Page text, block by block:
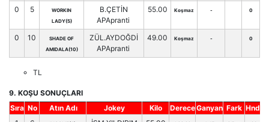
0 5
WORKIN
LADY(5)
B.ÇETİN
APApranti
55.00 Koşmaz - 0
0 10
SHADE OF
AMIDALA(10)
ZÜL.AYDOĞDİ
APApranti
49.00 Koşmaz - 0
TL
9. KOŞU SONUÇLARI
Sıra No Atın Adı Jokey Kilo DereceGanyan Fark Hnd.